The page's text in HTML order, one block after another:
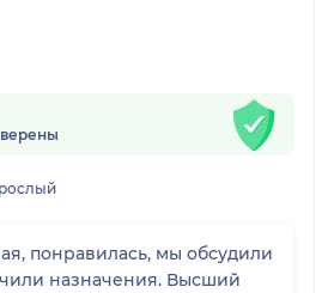
понравилась, мы обсудили
назначения. Высший